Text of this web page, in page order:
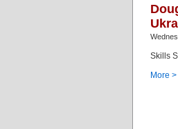
Skills
More >